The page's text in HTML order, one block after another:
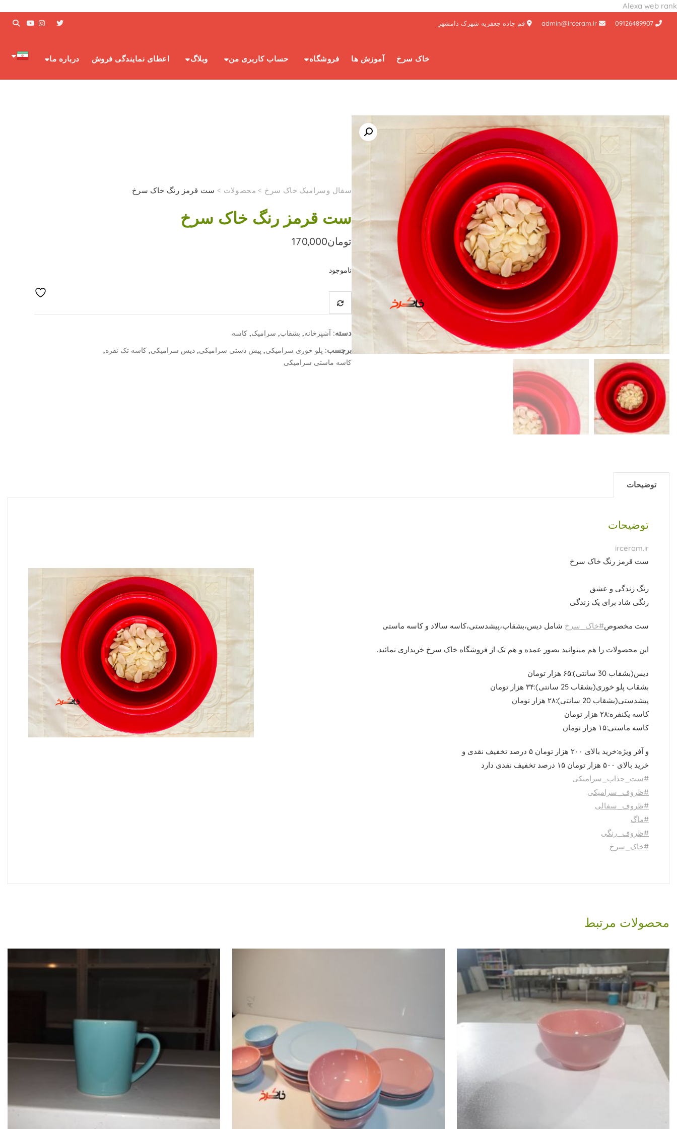
Alexa web rank
قم جاده جعفریه شهرک دامشهر
خاک سرخ آموزش ها فروشگاه حساب کاربری من وبلاگ اعطای نمایندگی فروش درباره ما
سفال وسرامیک خاک سرخ > محصولات > ست قرمز رنگ خاک سرخ
ست قرمز رنگ خاک سرخ
تومان170,000
ناموجود
دسته:آشپزخانه, بشقاب, سرامیک, کاسه
برچسب: پلو خوری سرامیکی, پیش دستی سرامیکی, دیس سرامیکی, کاسه تک نفره,
کاسه ماستی سرامیکی
توضیحات
توضیحات
irceram.ir
ست قرمز رنگ خاک سرخ
رنگ زندگی و عشق
رنگی شاد برای یک زندگی
ست مخصوص#خاک_سرخ شامل دیس،بشقاب،پیشدستی،کاسه سالاد و کاسه ماستی
این محصولات را هم میتوانید بصور عمده و هم تک از فروشگاه خاک سرخ خریداری نمائید.
دیس(بشقاب 30 سانتی):۶۵ هزار تومان
بشقاب پلو خوری(بشقاب 25 سانتی):۳۴ هزار تومان
پیشدستی(بشقاب 20 سانتی):۲۸ هزار تومان
کاسه یکنفره:۲۸ هزار تومان
کاسه ماستی:۱۵ هزار تومان
و آفر ویژه:خرید بالای ۲۰۰ هزار تومان ۵ درصد تخفیف نقدی و
خرید بالای ۵۰۰ هزار تومان ۱۵ درصد تخفیف نقدی دارد
#ست_جذاب_سرامیکی
#ظروف_سرامیکی
#ظروف_سفالی
#ماگ
#ظروف_رنگی
#خاک_سرخ
محصولات مرتبط